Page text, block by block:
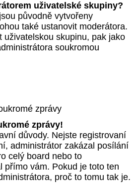
uživatelské skupiny?
původně vytvořeny
také ustanovit moderátora.
uživatelskou skupinu, pak jako
soukromou
zprávy
zprávy!
důvody. Nejste registrovaní
administrátor zakázal posílání
celý board nebo to
přímo vám. Pokud je toto ten
proč to tomu tak je.